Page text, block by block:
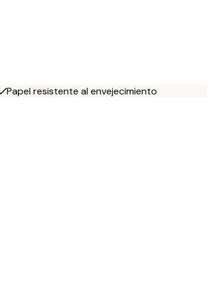
Papel resistente al envejecimiento